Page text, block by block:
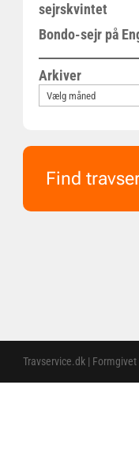
sejrskvintet
Bondo-sejr på
Arkiver
Find
Travservice.dk |